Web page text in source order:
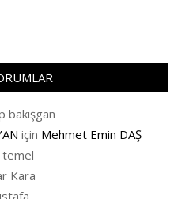
bakişgan
için Mehmet Emin DAŞ
temel
Kara